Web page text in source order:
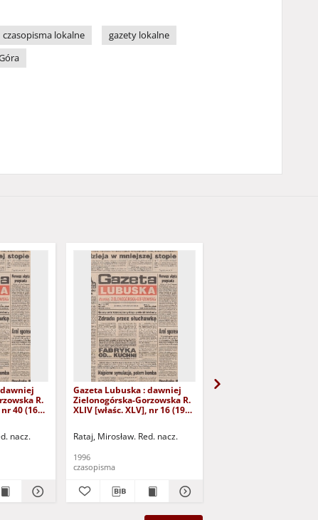
czasopisma lokalne
gazety lokalne
R.
nr 40 (16
nacz.
Gazeta Lubuska : dawniej
Zielonogórska-Gorzowska R.
XLIV [właśc. XLV], nr 16 (19
Rataj, Mirosław. Red. nacz.
1996
czasopisma